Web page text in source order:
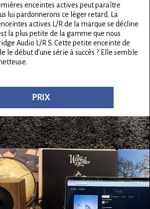
enceintes actives peut paraître
lui pardonnerons ce léger retard. La
actives L/R de la marque se décline
la plus petite de la gamme que nous
Audio L/R S. Cette petite enceinte de
le début d’une série à succès ? Elle semble
PRIX